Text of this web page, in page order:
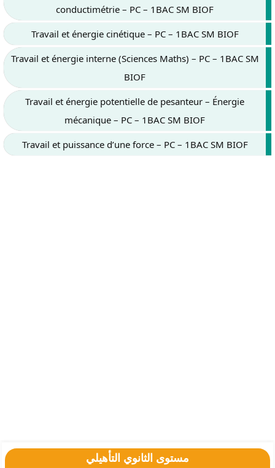
conductimétrie – PC – 1BAC SM BIOF
Travail et énergie cinétique – PC – 1BAC SM BIOF
Travail et énergie interne (Sciences Maths) – PC – 1BAC SM
BIOF
Travail et énergie potentielle de pesanteur – Énergie
mécanique – PC – 1BAC SM BIOF
Travail et puissance d’une force – PC – 1BAC SM BIOF
مستوى الثانوي التأهيلي